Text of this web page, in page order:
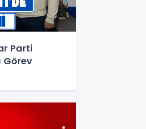
Parti
Görev